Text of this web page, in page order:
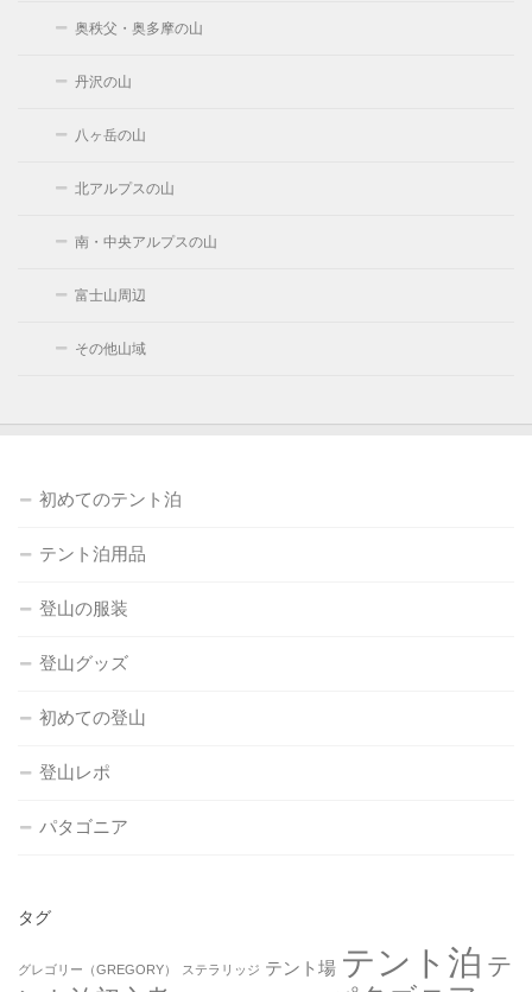
奥秩父・奥多摩の山
丹沢の山
八ヶ岳の山
北アルプスの山
南・中央アルプスの山
富士山周辺
その他山域
初めてのテント泊
テント泊用品
登山の服装
登山グッズ
初めての登山
登山レポ
パタゴニア
タグ
グレゴリー（GREGORY） ステラリッジ テント場 テント泊 テ